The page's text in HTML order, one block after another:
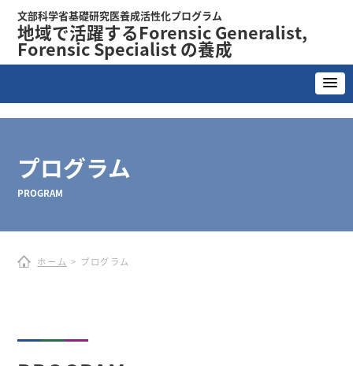
文部科学省基礎研究医養成活性化プログラム
地域で活躍するForensic Generalist,
Forensic Specialist の養成
プログラム
PROGRAM
ホーム > プログラム